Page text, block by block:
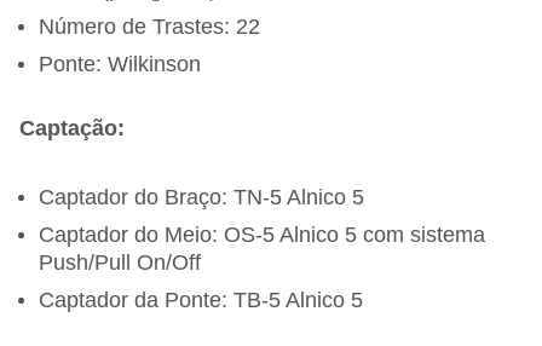
Número de Trastes: 22
Ponte: Wilkinson
Captação:
Captador do Braço: TN-5 Alnico 5
Captador do Meio: OS-5 Alnico 5 com sistema
Push/Pull On/Off
Captador da Ponte: TB-5 Alnico 5